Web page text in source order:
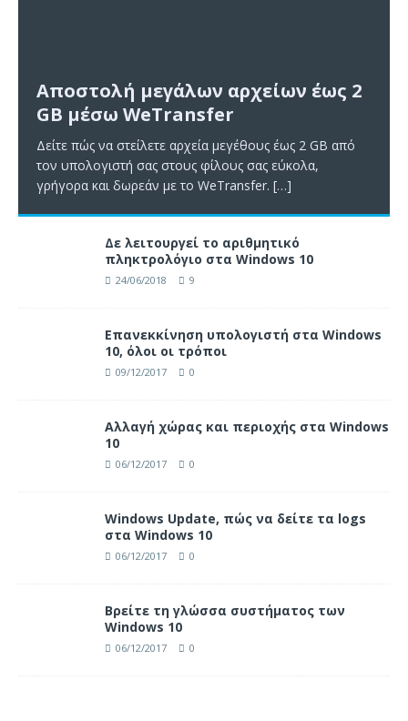
Αποστολή μεγάλων αρχείων έως 2
GB μέσω WeTransfer
Δείτε πώς να στείλετε αρχεία μεγέθους έως 2 GB από
τον υπολογιστή σας στους φίλους σας εύκολα,
γρήγορα και δωρεάν με το WeTransfer. […]
Δε λειτουργεί το αριθμητικό
πληκτρολόγιο στα Windows 10
24/06/2018 9
Επανεκκίνηση υπολογιστή στα Windows
10, όλοι οι τρόποι
09/12/2017 0
Αλλαγή χώρας και περιοχής στα Windows
10
06/12/2017 0
Windows Update, πώς να δείτε τα logs
στα Windows 10
06/12/2017 0
Βρείτε τη γλώσσα συστήματος των
Windows 10
06/12/2017 0